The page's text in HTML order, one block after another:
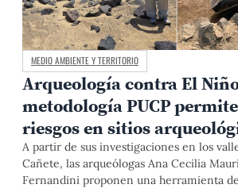
MEDIO AMBIENTE Y TERRITORIO
Arqueología contra El
metodología PUCP
riesgos en sitios
A partir de sus investigaciones en los
Cañete, las arqueólogas Ana Cecilia
Fernandini proponen una herramienta